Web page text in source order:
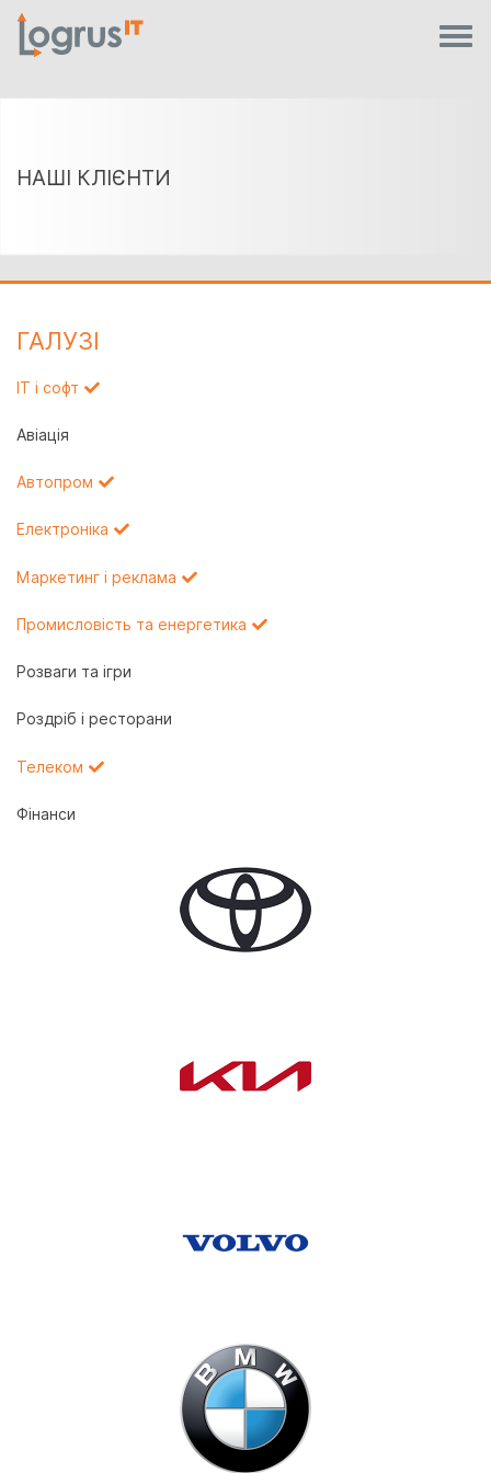
НАШІ КЛІЄНТИ
ГАЛУЗI
IT і софт
Авіація
Автопром
Електроніка
Маркетинг і реклама
Промисловість та енергетика
Розваги та ігри
Роздріб і ресторани
Телеком
Фінанси